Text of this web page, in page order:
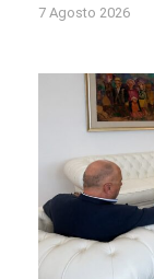
7 Agosto 2026